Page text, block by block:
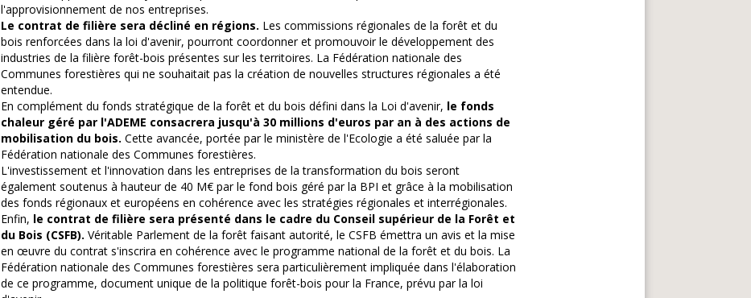
l'approvisionnement de nos entreprises.
Le contrat de filière sera décliné en régions. Les commissions régionales de la forêt et du
bois renforcées dans la loi d'avenir, pourront coordonner et promouvoir le développement des
industries de la filière forêt-bois présentes sur les territoires. La Fédération nationale des
Communes forestières qui ne souhaitait pas la création de nouvelles structures régionales a été
entendue.
En complément du fonds stratégique de la forêt et du bois défini dans la Loi d'avenir, le fonds
chaleur géré par l'ADEME consacrera jusqu'à 30 millions d'euros par an à des actions de
mobilisation du bois. Cette avancée, portée par le ministère de l'Ecologie a été saluée par la
Fédération nationale des Communes forestières.
L'investissement et l'innovation dans les entreprises de la transformation du bois seront
également soutenus à hauteur de 40 M€ par le fond bois géré par la BPI et grâce à la mobilisation
des fonds régionaux et européens en cohérence avec les stratégies régionales et interrégionales.
Enfin, le contrat de filière sera présenté dans le cadre du Conseil supérieur de la Forêt et
du Bois (CSFB). Véritable Parlement de la forêt faisant autorité, le CSFB émettra un avis et la mise
en œuvre du contrat s'inscrira en cohérence avec le programme national de la forêt et du bois. La
Fédération nationale des Communes forestières sera particulièrement impliquée dans l'élaboration
de ce programme, document unique de la politique forêt-bois pour la France, prévu par la loi